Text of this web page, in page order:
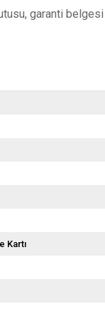
garanti belgesi
Kartı